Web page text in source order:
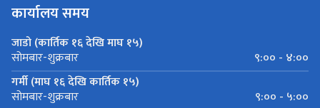
कार्यालय समय
जाडो (कार्तिक १६ देखि माघ १५)
सोमबार-शुक्रबार
९:०० - ४:००
गर्मी (माघ १६ देखि कार्तिक १५)
सोमबार-शुक्रबार ९:०० - ५:००